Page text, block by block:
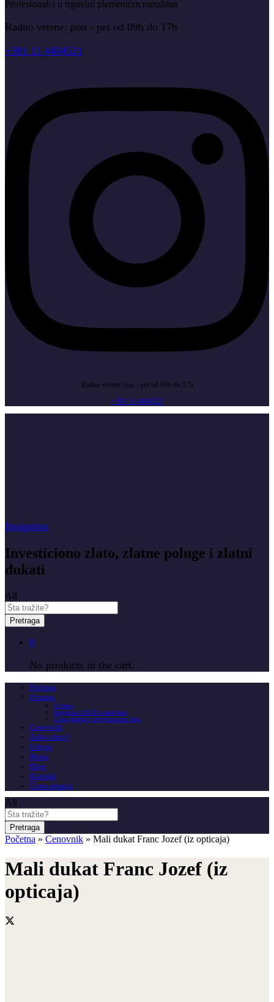
Profesionalci u trgovini plemenitim metalima
Radno vreme: pon - pet od 09h do 17h
+381 11 4404521
Radno vreme: pon - pet od 09h do 17h
+381 11 4404521
Insignitus
Investiciono zlato, zlatne poluge i zlatni
dukati
All
Pretraga
0
No products in the cart.
Početna
O nama
O nama
Insignitus GOLD u medijima
Česta pitanja o investicionom zlatu
Cenovnik
Zašto zlato?
Usluge
Berza
Blog
Kontakt
Česta pitanja
All
Pretraga
Početna » Cenovnik » Mali dukat Franc Jozef (iz opticaja)
Mali dukat Franc Jozef (iz
opticaja)